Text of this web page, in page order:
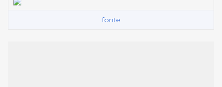
fonte